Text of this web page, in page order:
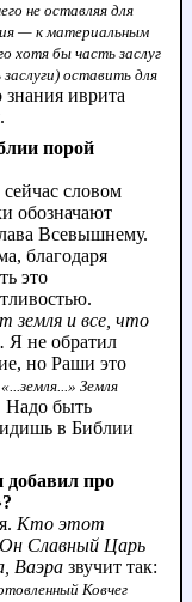
не оставляя для
— к материальным
хотя бы часть заслуг
заслуги) оставить для
знания иврита
порой
словом
обозначают
Всевышнему.
благодаря
это
земля и все, что
Я не обратил
но Раши это
«...земля...» Земля
Надо быть
в Библии
про
Кто этот
Славный Царь
Ваэра звучит так:
Ковчег